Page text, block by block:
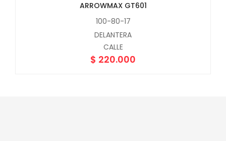
ARROWMAX GT601
100-80-17
DELANTERA
CALLE
$ 220.000